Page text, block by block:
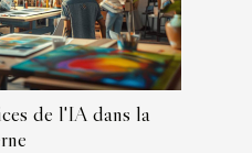
de l'IA dans la